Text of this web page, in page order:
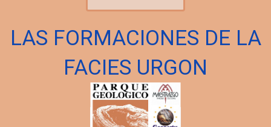
LAS FORMACIONES DE LA
FACIES URGON